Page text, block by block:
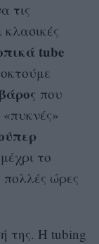
τις
tube
που
το
ώρες
της. Η tubing